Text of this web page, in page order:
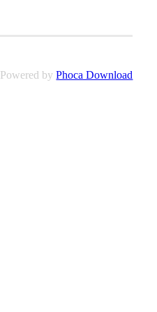
Powered byPhoca Download